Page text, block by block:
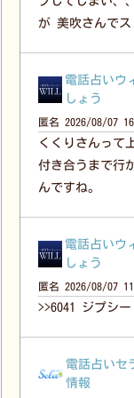
が 美吹さんで
電話占いウ
しょう
匿名 2026/08/07
くくりさんって
付き合うまで行
んですね。
電話占いウ
しょう
匿名 2026/08/07
>>6041 ジプシー
電話占いセ
情報